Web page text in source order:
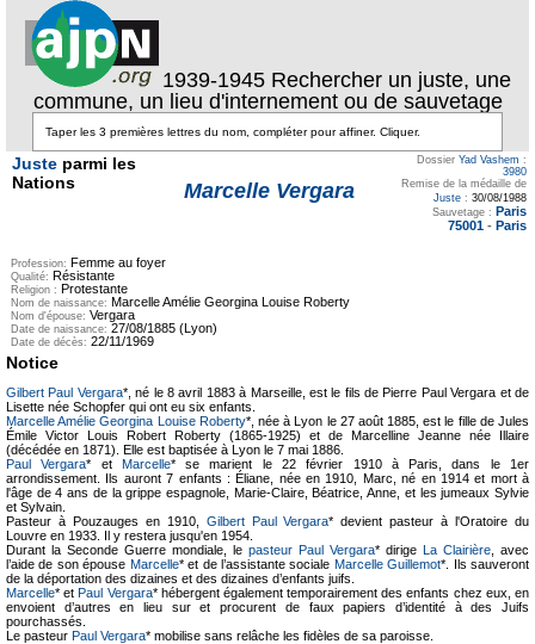
1939-1945 Rechercher un juste, une
commune, un lieu d'internement ou de sauvetage
Juste parmi les
Nations
Marcelle Vergara
Dossier Yad Vashem :
3980
Remise de la médaille de
Juste : 30/08/1988
Sauvetage : Paris
75001 - Paris
Profession: Femme au foyer
Qualité: Résistante
Religion : Protestante
Nom de naissance: Marcelle Amélie Georgina Louise Roberty
Nom d'épouse: Vergara
Date de naissance: 27/08/1885 (Lyon)
Date de décès: 22/11/1969
Notice
Gilbert Paul Vergara*, né le 8 avril 1883 à Marseille, est le fils de Pierre Paul Vergara et de
Lisette née Schopfer qui ont eu six enfants.
Marcelle Amélie Georgina Louise Roberty*, née à Lyon le 27 août 1885, est le fille de Jules
Émile Victor Louis Robert Roberty (1865-1925) et de Marcelline Jeanne née Illaire
(décédée en 1871). Elle est baptisée à Lyon le 7 mai 1886.
Paul Vergara* et Marcelle* se marient le 22 février 1910 à Paris, dans le 1er
arrondissement. Ils auront 7 enfants : Éliane, née en 1910, Marc, né en 1914 et mort à
l'âge de 4 ans de la grippe espagnole, Marie-Claire, Béatrice, Anne, et les jumeaux Sylvie
et Sylvain.
Pasteur à Pouzauges en 1910, Gilbert Paul Vergara* devient pasteur à l'Oratoire du
Louvre en 1933. Il y restera jusqu'en 1954.
Durant la Seconde Guerre mondiale, le pasteur Paul Vergara* dirige La Clairière , avec
l’aide de son épouse Marcelle* et de l’assistante sociale Marcelle Guillemot*. Ils sauveront
de la déportation des dizaines et des dizaines d’enfants juifs.
Marcelle* etPaul Vergara* hébergent également temporairement des enfants chez eux, en
envoient d’autres en lieu sur et procurent de faux papiers d’identité à des Juifs
pourchassés.
Le pasteur Paul Vergara* mobilise sans relâche les fidèles de sa paroisse.